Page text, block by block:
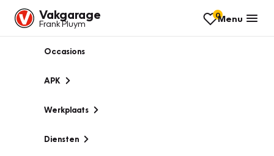
Vakgarage
Frank Pluym
0Menu
Occasions
APK
Werkplaats
Diensten